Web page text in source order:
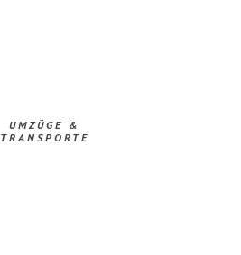
UMZÜGE &
TRANSPORTE